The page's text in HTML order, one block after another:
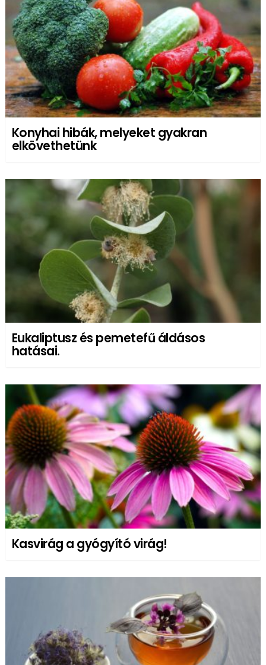
Konyhai hibák, melyeket gyakran
elkövethetünk
Eukaliptusz és pemetefű áldásos
hatásai.
Kasvirág a gyógyító virág!